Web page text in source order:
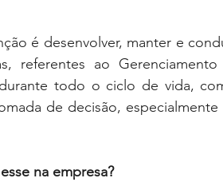
é desenvolver, manter e
referentes ao
todo o ciclo de vida,
de decisão, especialmente
na empresa?